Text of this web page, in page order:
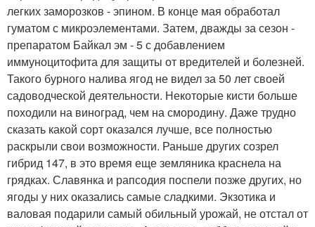
легких заморозков - эпином. В конце мая обработал
гуматом с микроэлементами. Затем, дважды за сезон -
препаратом Байкал эм - 5 с добавлением
иммуноцитофита для защиты от вредителей и болезней.
Такого бурного налива ягод не видел за 50 лет своей
садоводческой деятельности. Некоторые кисти больше
походили на виноград, чем на смородину. Даже трудно
сказать какой сорт оказался лучше, все полностью
раскрыли свои возможности. Раньше других созрел
гибрид 147, в это время еще земляника краснела на
грядках. Славянка и рапсодия поспели позже других, но
ягоды у них оказались самые сладкими. Экзотика и
валовая подарили самый обильный урожай, не отстал от